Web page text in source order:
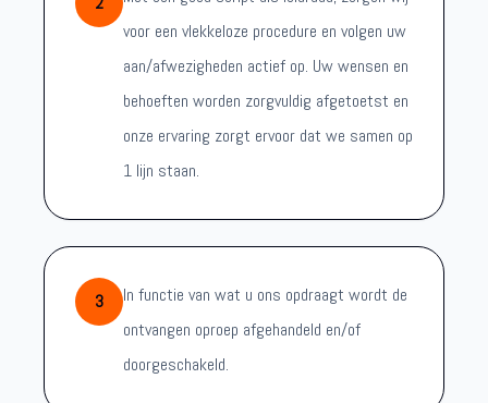
voor een vlekkeloze procedure en volgen uw
aan/afwezigheden actief op. Uw wensen en
behoeften worden zorgvuldig afgetoetst en
onze ervaring zorgt ervoor dat we samen op
1 lijn staan.
3
In functie van wat u ons opdraagt wordt de
ontvangen oproep afgehandeld en/of
doorgeschakeld.